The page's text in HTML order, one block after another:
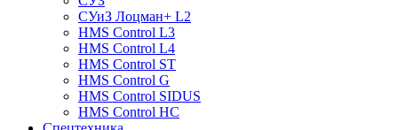
СУиЗ Лоцман+ L2
HMS Control L3
HMS Control L4
HMS Control ST
HMS Control G
HMS Control SIDUS
HMS Control HC